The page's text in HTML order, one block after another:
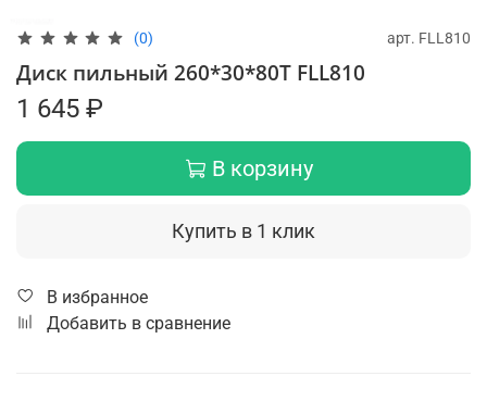
(0) арт. FLL810
Диск пильный 260*30*80Т FLL810
1 645 ₽
В корзину
Купить в 1 клик
В избранное
Добавить в сравнение